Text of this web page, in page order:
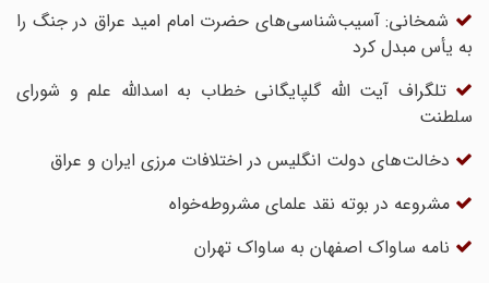
شمخانی: آسیب‌شناسی‌های حضرت امام امید عراق در جنگ را
به یأس مبدل کرد
تلگراف آیت الله گلپایگانی خطاب به اسدالله علم و شورای
سلطنت
دخالت‌های دولت انگلیس در اختلافات مرزی ایران و عراق
مشروعه در بوته نقد علمای مشروطه‌خواه
نامه ساواک اصفهان به ساواک تهران